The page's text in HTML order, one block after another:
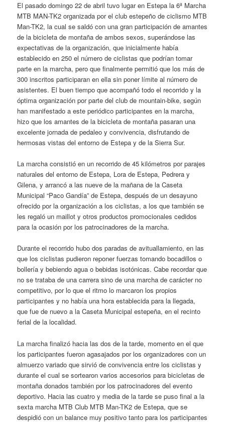
El pasado domingo 22 de abril tuvo lugar en Estepa la 6ª Marcha
MTB MAN-TK2 organizada por el club estepeño de ciclismo MTB
Man-TK2, la cual se saldó con una gran participación de amantes
de la bicicleta de montaña de ambos sexos, superándose las
expectativas de la organización, que inicialmente había
establecido en 250 el número de ciclistas que podrían tomar
parte en la marcha, pero que finalmente permitió que los más de
300 inscritos participaran en ella sin poner límite al número de
asistentes. El buen tiempo que acompañó todo el recorrido y la
óptima organización por parte del club de mountain-bike, según
han manifestado a este periódico participantes en la marcha,
hizo que los amantes de la bicicleta de montaña pasaran una
excelente jornada de pedaleo y convivencia, disfrutando de
hermosas vistas del entorno de Estepa y de la Sierra Sur.
La marcha consistió en un recorrido de 45 kilómetros por parajes
naturales del entorno de Estepa, Lora de Estepa, Pedrera y
Gilena, y arrancó a las nueve de la mañana de la Caseta
Municipal “Paco Gandía” de Estepa, después de un desayuno
ofrecido por la organización a los ciclistas, a los que también se
les regaló un maillot y otros productos promocionales cedidos
para la ocasión por los patrocinadores de la marcha.
Durante el recorrido hubo dos paradas de avituallamiento, en las
que los ciclistas pudieron reponer fuerzas tomando bocadillos o
bollería y bebiendo agua o bebidas isotónicas. Cabe recordar que
no se trataba de una carrera sino de una marcha de carácter no
competitivo, por lo que el ritmo lo marcaron los propios
participantes y no había una hora establecida para la llegada,
que fue de nuevo a la Caseta Municipal estepeña, en el recinto
ferial de la localidad.
La marcha finalizó hacia las dos de la tarde, momento en el que
los participantes fueron agasajados por los organizadores con un
almuerzo variado que sirvió de convivencia entre los ciclistas y
durante el cual se sortearon varios accesorios para bicicletas de
montaña donados también por los patrocinadores del evento
deportivo. Hacia las cuatro y media de la tarde se puso final a la
sexta marcha MTB Club MTB Man-TK2 de Estepa, que se
despidió con un balance muy positivo tanto para los participantes